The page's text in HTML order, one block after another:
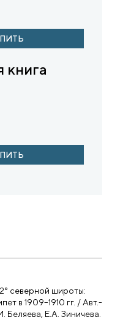
книга
северной широты:
в 1909–1910 гг. / Авт.-
Беляева, Е.А. Зиничева.